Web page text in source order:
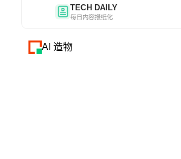
TECH DAILY
每日内容报纸化
AI 造物